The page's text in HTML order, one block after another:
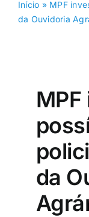
Início » MPF
da Ouvidoria
da